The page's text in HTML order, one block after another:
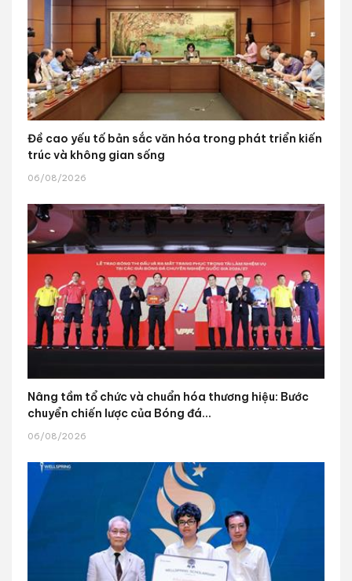
Đề cao yếu tố bản sắc văn hóa trong phát triển kiến
trúc và không gian sống
06/08/2026
Nâng tầm tổ chức và chuẩn hóa thương hiệu: Bước
chuyển chiến lược của Bóng đá...
06/08/2026